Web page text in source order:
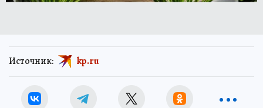
Источник: kp.ru